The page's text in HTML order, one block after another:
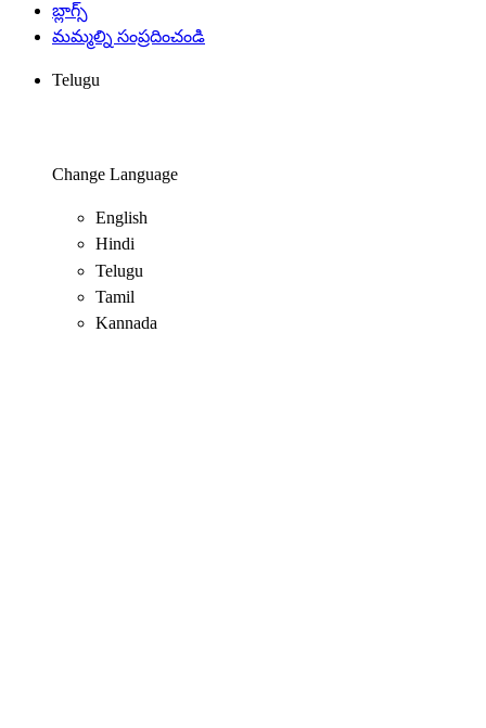
బ్లాగ్స్
మమ్మల్ని సంప్రదించండి
Telugu
Change Language
English
Hindi
Telugu
Tamil
Kannada